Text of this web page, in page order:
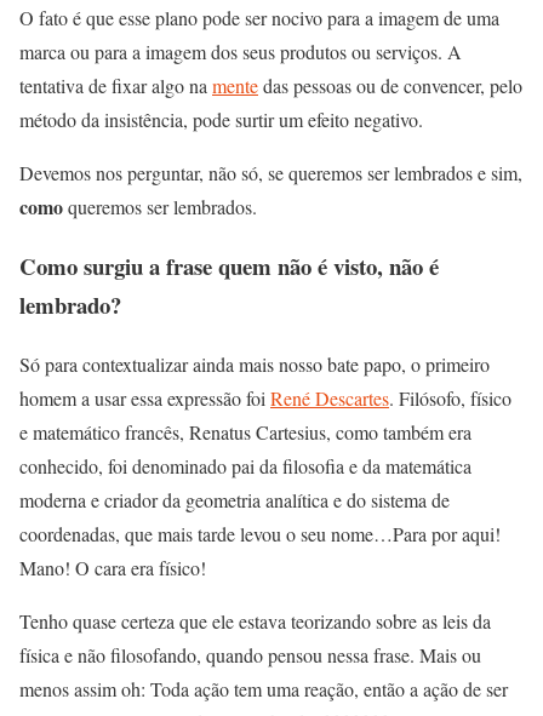
O fato é que esse plano pode ser nocivo para a imagem de uma
marca ou para a imagem dos seus produtos ou serviços. A
tentativa de fixar algo namentedas pessoas ou de convencer, pelo
método da insistência, pode surtir um efeito negativo.
Devemos nos perguntar, não só, se queremos ser lembrados e sim,
comoqueremos ser lembrados.
Como surgiu a frase quem não é visto, não é
lembrado?
Só para contextualizar ainda mais nosso bate papo, o primeiro
homem a usar essa expressão foi René Descartes. Filósofo, físico
e matemático francês, Renatus Cartesius, como também era
conhecido, foi denominado pai da filosofia e da matemática
moderna e criador da geometria analítica e do sistema de
coordenadas, que mais tarde levou o seu nome…Para por aqui!
Mano! O cara era físico!
Tenho quase certeza que ele estava teorizando sobre as leis da
física e não filosofando, quando pensou nessa frase. Mais ou
menos assim oh: Toda ação tem uma reação, então a ação de ser